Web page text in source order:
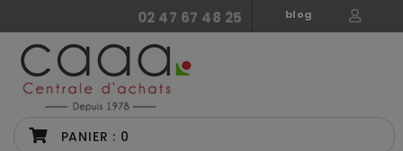
blog
02 47 67 48 25
PANIER : 0